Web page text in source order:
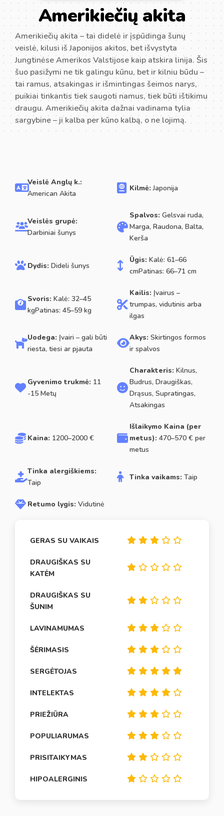
Amerikiečių akita
Amerikiečių akita – tai didelė ir įspūdinga šunų
veislė, kilusi iš Japonijos akitos, bet išvystyta
Jungtinėse Amerikos Valstijose kaip atskira linija. Šis
šuo pasižymi ne tik galingu kūnu, bet ir kilniu būdu –
tai ramus, atsakingas ir išmintingas šeimos narys,
puikiai tinkantis tiek saugoti namus, tiek būti ištikimu
draugu. Amerikiečių akita dažnai vadinama tylia
sargybine – ji kalba per kūno kalbą, o ne lojimą.
Veislė Anglų k.:
American Akita
Kilmė: Japonija
Veislės grupė:
Darbiniai šunys
Spalvos: Gelsvai ruda,
Marga, Raudona, Balta,
Kerša
Dydis: Dideli šunys
Ūgis: Kalė: 61–66
cmPatinas: 66–71 cm
Svoris: Kalė: 32–45
kgPatinas: 45–59 kg
Kailis: Įvairus –
trumpas, vidutinis arba
ilgas
Uodega: Įvairi – gali būti
riesta, tiesi ar pjauta
Akys: Skirtingos formos
ir spalvos
Gyvenimo trukmė: 11
-15 Metų
Charakteris: Kilnus,
Budrus, Draugiškas,
Drąsus, Supratingas,
Atsakingas
Kaina: 1200–2000 €
Išlaikymo Kaina (per
metus): 470–570 € per
metus
Tinka alergiškiems:
Taip
Tinka vaikams: Taip
Retumo lygis: Vidutinė
GERAS SU VAIKAIS
DRAUGIŠKAS SU
KATĖM
DRAUGIŠKAS SU
ŠUNIM
LAVINAMUMAS
ŠĖRIMASIS
SERGĖTOJAS
INTELEKTAS
PRIEŽIŪRA
POPULIARUMAS
PRISITAIKYMAS
HIPOALERGINIS